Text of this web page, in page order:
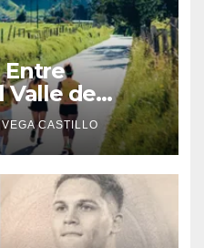
Entre
Valle de
rutas y todo
del
CASTILLO